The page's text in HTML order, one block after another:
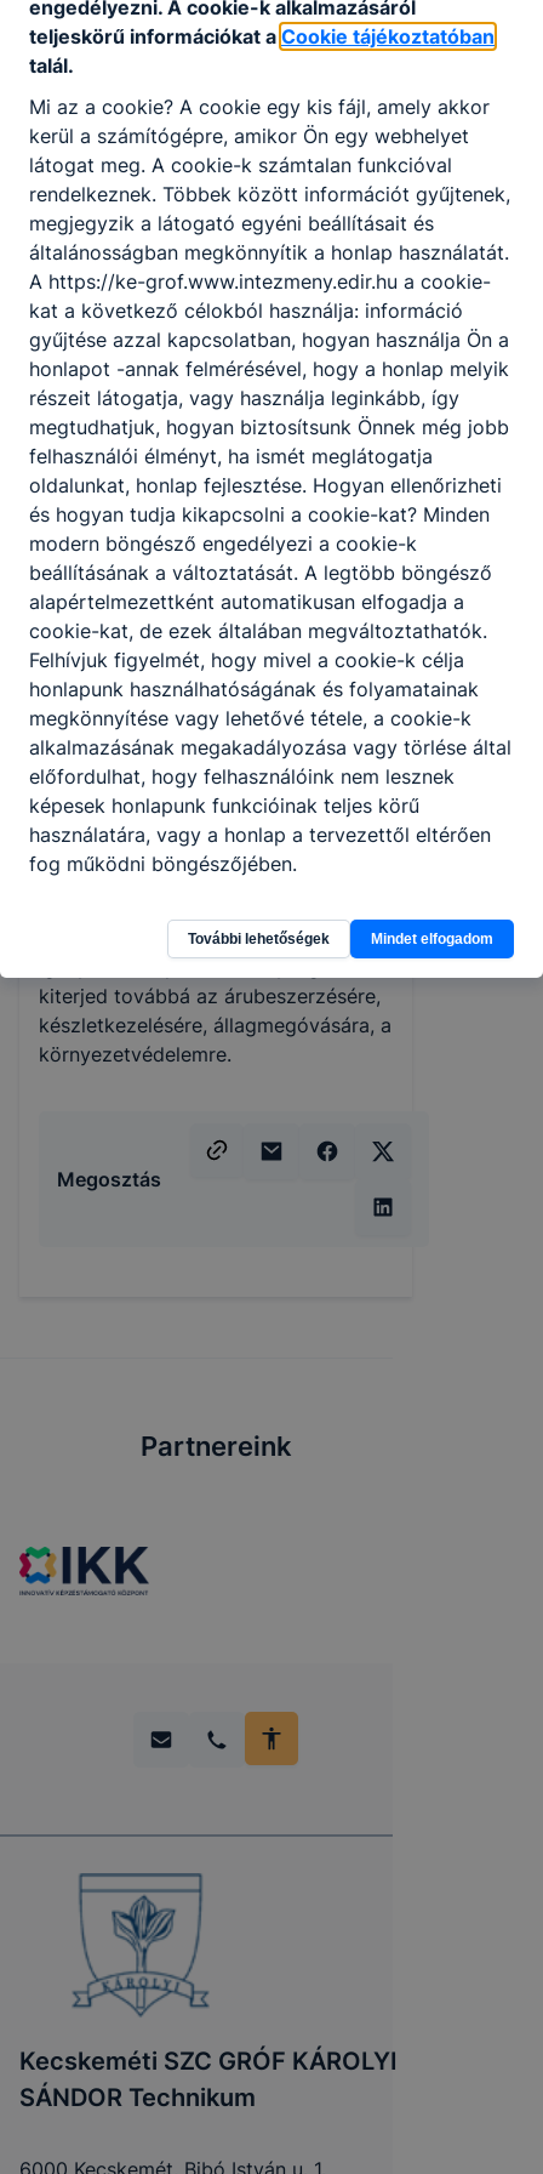
kialakítja és fenntartja az üzlet
polcképét;
egységekben használatos
szoftvereket és mobil
alkalmazásokat;
elvégzi az online
értékesítéshez kapcsolódó
szolgáltatásokat;
szakszerűen használja a
pénztárgépet;
kezeli a vevői panaszokat;
kezeli a szakterületének
megfelelő gépeket,
berendezéseket, eszközöket.
ISKOLASPECIFIKUS INFORMÁCIÓK A
KÉPZÉSHEZ
Ez a Neked való képzés, amennyiben
szeretsz emberekkel foglalkozni,
szereted a változatos kihívásokat,
ösztönöz a kereskedelem
dinamizmusa, fontos számodra a
hosszútávú karrierlehetőség!
A képzés szakképzettség
megszervezésével zárul.
A kereskedelmi értékesítő a korszerű
eladástechnikák alkalmazásával
kiszolgálja és tájékoztatja a
Értékesítési stratégiája a vevői
igényeken alapul, tevékenysége
kiterjed továbbá az árubeszerzésére,
készletkezelésére, állagmegóvására, a
környezetvédelemre.
Megosztás
Partnereink
Kecskeméti SZC GRÓF KÁROLYI
SÁNDOR Technikum
engedélyezni. A cookie-k alkalmazásáról
teljeskörű információkat a Cookie tájékoztatóban
talál.
Mi az a cookie? A cookie egy kis fájl, amely akkor
kerül a számítógépre, amikor Ön egy webhelyet
látogat meg. A cookie-k számtalan funkcióval
rendelkeznek. Többek között információt gyűjtenek,
megjegyzik a látogató egyéni beállításait és
általánosságban megkönnyítik a honlap használatát.
A https://ke-grof.www.intezmeny.edir.hu a cookie-
kat a következő célokból használja: információ
gyűjtése azzal kapcsolatban, hogyan használja Ön a
honlapot -annak felmérésével, hogy a honlap melyik
részeit látogatja, vagy használja leginkább, így
megtudhatjuk, hogyan biztosítsunk Önnek még jobb
felhasználói élményt, ha ismét meglátogatja
oldalunkat, honlap fejlesztése. Hogyan ellenőrizheti
és hogyan tudja kikapcsolni a cookie-kat? Minden
modern böngésző engedélyezi a cookie-k
beállításának a változtatását. A legtöbb böngésző
alapértelmezettként automatikusan elfogadja a
cookie-kat, de ezek általában megváltoztathatók.
Felhívjuk figyelmét, hogy mivel a cookie-k célja
honlapunk használhatóságának és folyamatainak
megkönnyítése vagy lehetővé tétele, a cookie-k
alkalmazásának megakadályozása vagy törlése által
előfordulhat, hogy felhasználóink nem lesznek
képesek honlapunk funkcióinak teljes körű
használatára, vagy a honlap a tervezettől eltérően
fog működni böngészőjében.
További lehetőségek Mindet elfogadom